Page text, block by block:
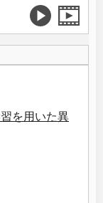
を用いた異